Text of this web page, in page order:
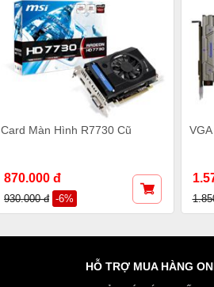
Card Màn Hình R7730 Cũ
870.000 đ
930.000 đ -6%
HỖ TRỢ MUA HÀNG